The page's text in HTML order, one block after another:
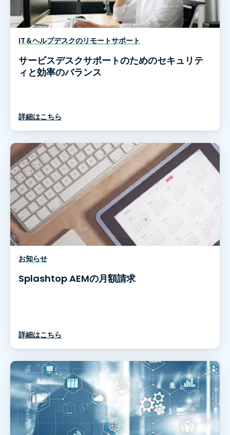
IT＆ヘルプデスクのリモートサポート
サービスデスクサポートのためのセキュリテ
ィと効率のバランス
詳細はこちら
お知らせ
Splashtop AEMの月額請求
詳細はこちら